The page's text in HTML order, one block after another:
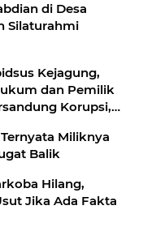
di Desa
Silaturahmi
Kejagung,
dan Pemilik
Korupsi,
Miliknya
Balik
Hilang,
Jika Ada Fakta